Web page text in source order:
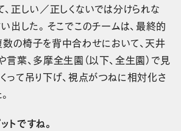
、正しい／正しくないでは分けられな
出した。そこでこのチームは、最終的
の椅子を背中合わせにおいて、天井
言葉、多摩全生園（以下、全生園）で見
って吊り下げ、視点がつねに相対化さ
ですね。